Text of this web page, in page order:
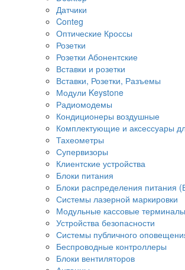
Датчики
Conteg
Оптические Кроссы
Розетки
Розетки Абонентские
Вставки и розетки
Вставки, Розетки, Разъемы
Модули Keystone
Радиомодемы
Кондиционеры воздушные
Комплектующие и аксессуары
Тахеометры
Супервизоры
Клиентские устройства
Блоки питания
Блоки распределения питания
Системы лазерной маркировки
Модульные кассовые терминалы
Устройства безопасности
Системы публичного
Беспроводные контроллеры
Блоки вентиляторов